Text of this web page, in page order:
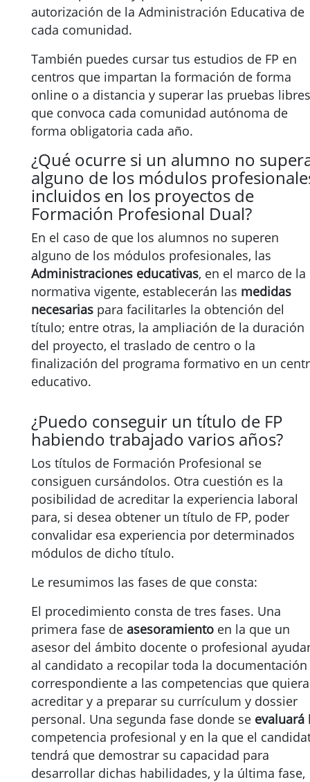
autorización de la Administración Educativa de
cada comunidad.
También puedes cursar tus estudios de FP en
centros que impartan la formación de forma
online o a distancia y superar las pruebas libres
que convoca cada comunidad autónoma de
forma obligatoria cada año.
¿Qué ocurre si un alumno no
alguno de los módulos
incluidos en los proyectos de
Formación Profesional Dual?
En el caso de que los alumnos no superen
alguno de los módulos profesionales, las
Administraciones educativas, en el marco de la
normativa vigente, establecerán las medidas
necesarias para facilitarles la obtención del
título; entre otras, la ampliación de la duración
del proyecto, el traslado de centro o la
finalización del programa formativo en un
educativo.
¿Puedo conseguir un título de FP
habiendo trabajado varios años?
Los títulos de Formación Profesional se
consiguen cursándolos. Otra cuestión es la
posibilidad de acreditar la experiencia laboral
para, si desea obtener un título de FP, poder
convalidar esa experiencia por determinados
módulos de dicho título.
Le resumimos las fases de que consta:
El procedimiento consta de tres fases. Una
primera fase de asesoramiento en la que un
asesor del ámbito docente o profesional
al candidato a recopilar toda la documentación
correspondiente a las competencias que quiera
acreditar y a preparar su currículum y dossier
personal. Una segunda fase donde se evaluará
competencia profesional y en la que el
tendrá que demostrar su capacidad para
desarrollar dichas habilidades, y la última fase,